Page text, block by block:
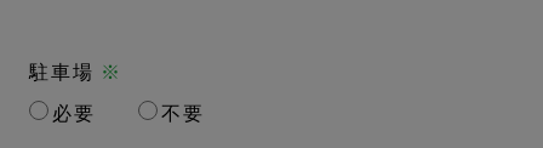
駐車場 ※
必要
不要